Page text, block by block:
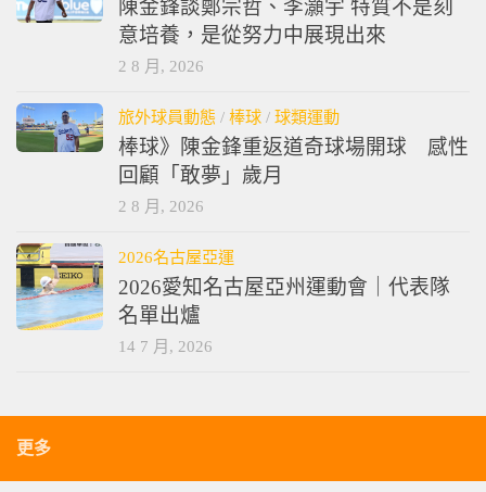
陳金鋒談鄭宗哲、李灝宇 特質不是刻
意培養，是從努力中展現出來
2 8 月, 2026
旅外球員動態 / 棒球 / 球類運動
棒球》陳金鋒重返道奇球場開球 感性
回顧「敢夢」歲月
2 8 月, 2026
2026名古屋亞運
2026愛知名古屋亞州運動會｜代表隊
名單出爐
14 7 月, 2026
更多